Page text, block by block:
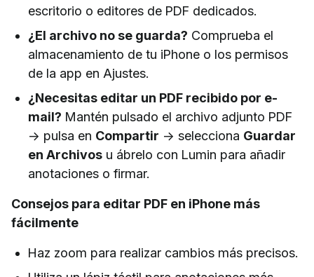
escritorio o editores de PDF dedicados.
¿El archivo no se guarda? Comprueba el
almacenamiento de tu iPhone o los permisos
de la app en Ajustes.
¿Necesitas editar un PDF recibido por e-
mail? Mantén pulsado el archivo adjunto PDF
→ pulsa en Compartir → selecciona Guardar
en Archivos u ábrelo con Lumin para añadir
anotaciones o firmar.
Consejos para editar PDF en iPhone más
fácilmente
Haz zoom para realizar cambios más precisos.